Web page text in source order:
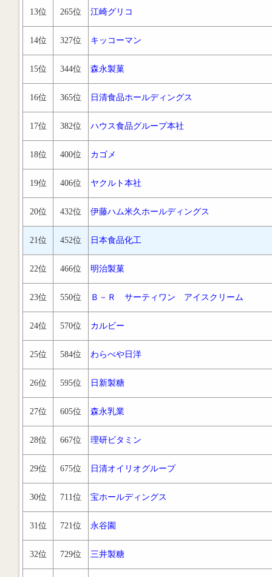
13位 265位 江崎グリコ
14位 327位 キッコーマン
15位 344位 森永製菓
16位 365位 日清食品ホールディングス
17位 382位 ハウス食品グループ本社
18位 400位 カゴメ
19位 406位 ヤクルト本社
20位 432位 伊藤ハム米久ホールディングス
21位 452位 日本食品化工
22位 466位 明治製菓
23位 550位 Ｂ－Ｒ サーティワン アイスクリーム
24位 570位 カルビー
25位 584位 わらべや日洋
26位 595位 日新製糖
27位 605位 森永乳業
28位 667位 理研ビタミン
29位 675位 日清オイリオグループ
30位 711位 宝ホールディングス
31位 721位 永谷園
32位 729位 三井製糖